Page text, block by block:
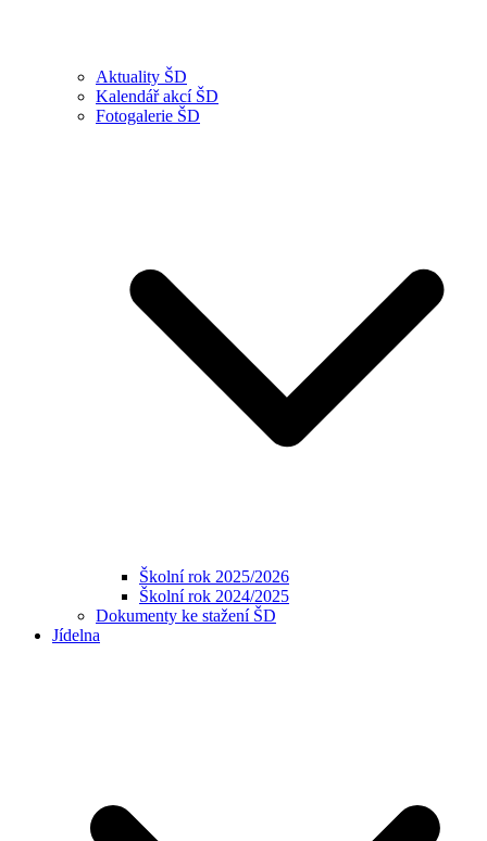
Aktuality ŠD
Kalendář akcí ŠD
Fotogalerie ŠD
Školní rok 2025/2026
Školní rok 2024/2025
Dokumenty ke stažení ŠD
Jídelna